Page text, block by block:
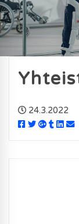
24.3.2022